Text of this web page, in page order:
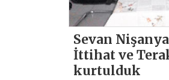
Sevan
İttihat ve
kurtulduk